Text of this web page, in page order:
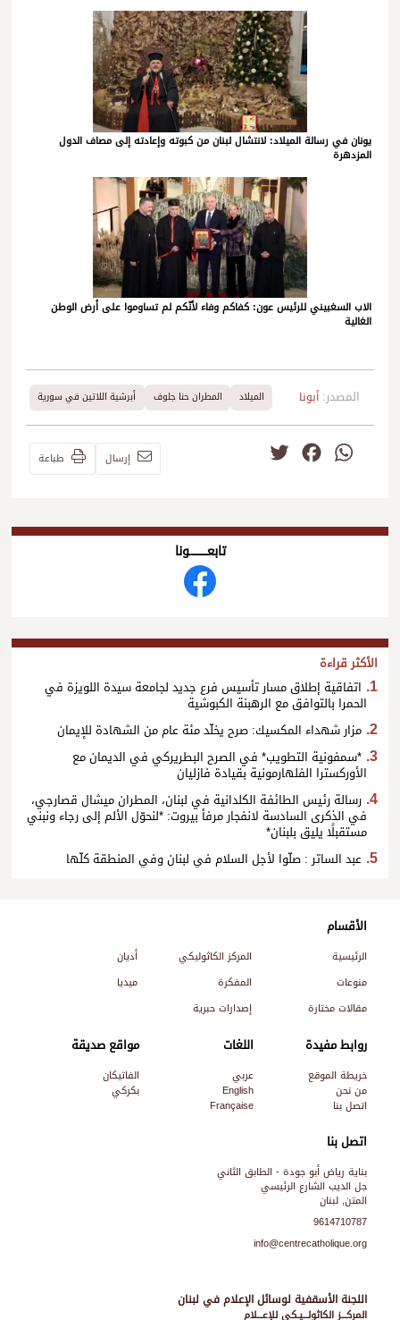
يونان في رسالة الميلاد: لانتشال لبنان من كبوته وإعادته إلى مصاف الدول
المزدهرة
الاب السغبيني للرئيس عون: كفاكم وفاء لأنّكم لم تساوموا على أرض الوطن
الغالية
المصدر: أبونا الميلاد المطران حنا جلوف أبرشية اللاتين في سورية
WhatsApp
Facebook إرسال طباعة
تابعــــــــــونا
الأكثر قراءة
اتفاقية إطلاق مسار تأسيس فرع جديد لجامعة سيدة اللويزة في
الحمرا بالتوافق مع الرهبنة الكبوشية
مزار شهداء المكسيك: صرح يخلّد مئة عام من الشهادة للإيمان
*سمفونية التطويب* في الصرح البطريركي في الديمان مع
الأوركسترا الفلهارمونية بقيادة فازليان
رسالة رئيس الطائفة الكلدانية في لبنان، المطران ميشال قصارجي،
في الذكرى السادسة لانفجار مرفأ بيروت: *لنحوّل الألم إلى رجاء ونبني
مستقبلًا يليق بلبنان*
عبد الساتر : صلّوا لأجل السلام في لبنان وفي المنطقة كلّها
اللجنة الأسقفية لوسائل الإعلام في لبنان
المركـــز الكاثولـــيـكي للإعـــلام
اتصل بنا
بناية رياض أبو جودة - الطابق الثاني
جل الديب الشارع الرئيسي
المتن, لبنان
9614710787
info@centrecatholique.org
الأقسام
الرئيسية المركز الكاثوليكي
أديان
منوعات
المفكرة
ميديا
مقالات مختارة
إصدارات حبرية
روابط مفيدة
خريطة الموقع
من نحن
اتصل بنا
اللغات
عربي
English
Française
مواقع صديقة
الفاتيكان
بكركي